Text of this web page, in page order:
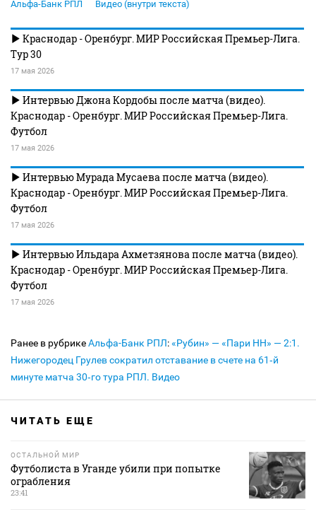
Альфа-Банк РПЛ
Видео (внутри текста)
Краснодар - Оренбург. МИР Российская Премьер-Лига.
Тур 30
17 мая 2026
Интервью Джона Кордобы после матча (видео).
Краснодар - Оренбург. МИР Российская Премьер-Лига.
Футбол
17 мая 2026
Интервью Мурада Мусаева после матча (видео).
Краснодар - Оренбург. МИР Российская Премьер-Лига.
Футбол
17 мая 2026
Интервью Ильдара Ахметзянова после матча (видео).
Краснодар - Оренбург. МИР Российская Премьер-Лига.
Футбол
17 мая 2026
Ранее в рубрикеАльфа-Банк РПЛ:«Рубин» — «Пари НН» — 2:1.
Нижегородец Грулев сократил отставание в счете на 61‑й
минуте матча 30‑го тура РПЛ. Видео
ЧИТАТЬ ЕЩЕ
ОСТАЛЬНОЙ МИР
Футболиста в Уганде убили при попытке
ограбления
23:41